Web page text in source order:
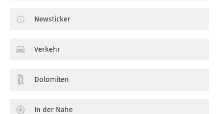
Newsticker
Verkehr
Dolomiten
In der Nähe